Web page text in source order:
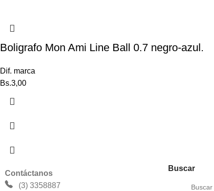
Boligrafo Mon Ami Line Ball 0.7 negro-azul.
Dif. marca
Bs.3,00
Contáctanos
(3) 3358887
Buscar